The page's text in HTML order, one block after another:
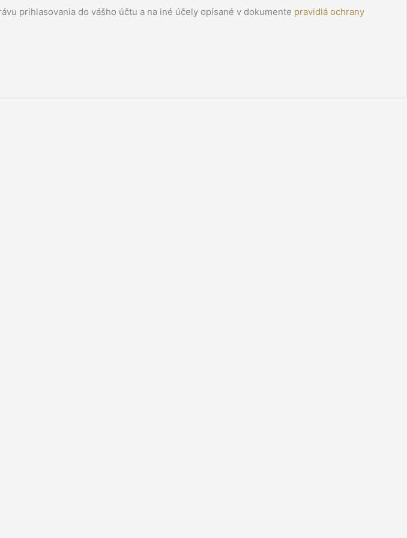
prihlasovania do vášho účtu a na iné účely opísané v dokumente pravidlá ochrany